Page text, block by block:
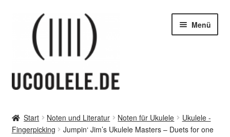
Navigation
springen
springen
Menü
Tipps
Start Noten und Literatur Noten für Ukulele
Ukulele -
Fingerpicking
Jumpin‘ Jim’s Ukulele Masters – Duets for one